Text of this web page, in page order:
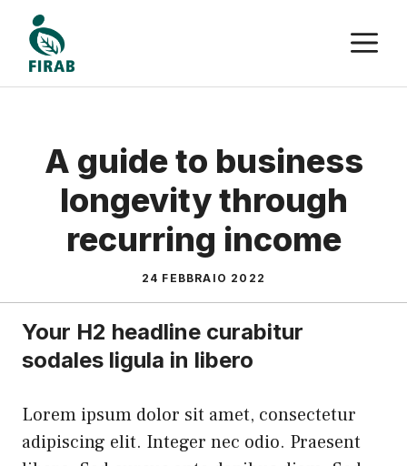
contenuto
A guide to business
longevity through
recurring income
24 FEBBRAIO 2022
Your H2 headline curabitur
sodales ligula in libero
Lorem ipsum dolor sit amet, consectetur
adipiscing elit. Integer nec odio. Praesent